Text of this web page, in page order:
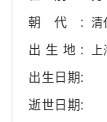
朝代: 清
出生地:
出生日期:
逝世日期: